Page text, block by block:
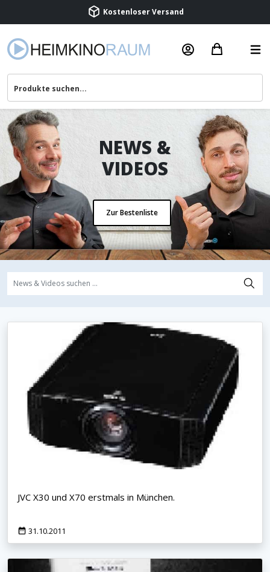
NEWS &
VIDEOS
Zur Bestenliste
JVC X30 und X70 erstmals in München.
31.10.2011